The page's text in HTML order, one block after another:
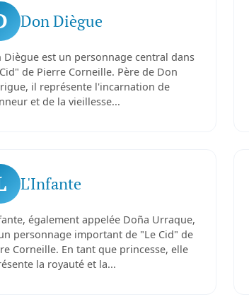
Don Diègue
Diègue est un personnage central dans
de Pierre Corneille. Père de Don
il représente l'incarnation de
et de la vieillesse...
L'Infante
également appelée Doña Urraque,
personnage important de "Le Cid" de
Corneille. En tant que princesse, elle
la royauté et la...